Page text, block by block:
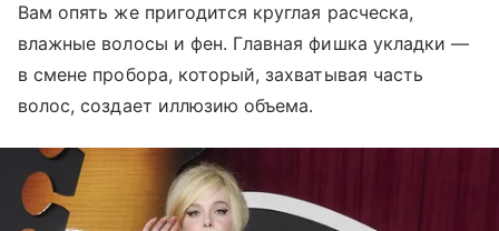
Вам опять же пригодится круглая расческа,
влажные волосы и фен. Главная фишка укладки —
в смене пробора, который, захватывая часть
волос, создает иллюзию объема.